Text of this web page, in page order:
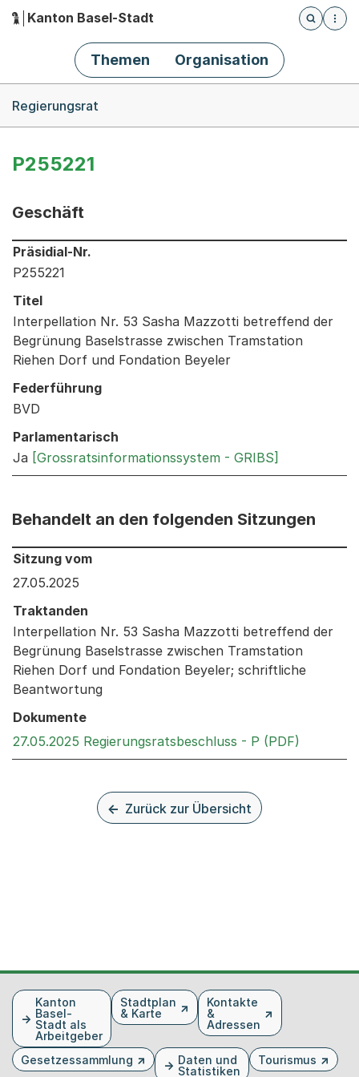
Hauptnavigation
Kanton Basel-Stadt
Öffnet
Themen Organisation
Regierungsrat
P255221
Geschäft
Informationen zum Ausgewählten Geschäft
Präsidial-Nr.
P255221
Titel
Interpellation Nr. 53 Sasha Mazzotti betreffend der
Begrünung Baselstrasse zwischen Tramstation
Riehen Dorf und Fondation Beyeler
Federführung
BVD
Parlamentarisch
Ja [Grossratsinformationssystem - GRIBS]
Behandelt an den folgenden Sitzungen
Behandelt an den folgenden Sitzungen: Informationen
Sitzung vom
27.05.2025
Traktanden
Interpellation Nr. 53 Sasha Mazzotti betreffend der
Begrünung Baselstrasse zwischen Tramstation
Riehen Dorf und Fondation Beyeler; schriftliche
Beantwortung
Dokumente
27.05.2025 Regierungsratsbeschluss - P (PDF)
Zurück zur Übersicht
FusszeileKanton
Basel-
Stadt als
Arbeitgeber
Stadtplan
& Karte
Kontakte
&
Adressen
Gesetzessammlung
Daten und
Statistiken
Tourismus